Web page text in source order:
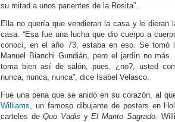
su mitad a unos parientes de la Rosita”.
Ella no quería que vendieran la casa y le dieran
casa. “Esa fue una lucha que dio cuerpo a
conocí, en el año 73, estaba en eso. Se tomó
Manuel Bianchi Gundián, pero el jardín no
toma bien así de salón, pues, ¿no?, usted
nunca, nunca, nunca”, dice Isabel Velasco.
Fue una pena que se anidó en su corazón, al
Williams, un famoso dibujante de posters en
carteles deQuo Vadis yEl Manto Sagrado.